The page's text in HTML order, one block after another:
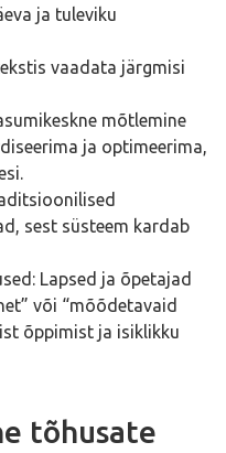
ja tuleviku
vaadata järgmisi
mõtlemine
ja optimeerima,
sest süsteem kardab
Lapsed ja õpetajad
või “mõõdetavaid
õppimist ja isiklikku
tõhusate